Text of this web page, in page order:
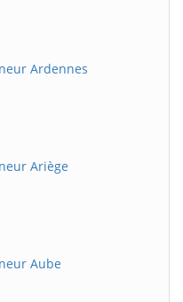
Ardennes
Ariège
Aube